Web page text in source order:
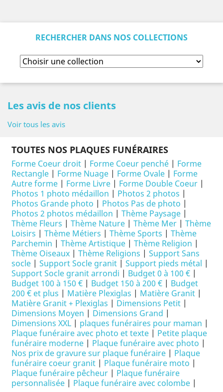
RECHERCHER DANS NOS COLLECTIONS
Les avis de nos clients
Voir tous les avis
TOUTES NOS PLAQUES FUNÉRAIRES
Forme Coeur droit | Forme Coeur penché | Forme
Rectangle | Forme Nuage | Forme Ovale | Forme
Autre forme | Forme Livre | Forme Double Coeur |
Photos 1 photo médaillon | Photos 2 photos |
Photos Grande photo | Photos Pas de photo |
Photos 2 photos médaillon | Thème Paysage |
Thème Fleurs | Thème Nature | Thème Mer | Thème
Loisirs | Thème Métiers | Thème Sports | Thème
Parchemin | Thème Artistique | Thème Religion |
Thème Oiseaux | Thème Religions | Support Sans
socle | Support Socle granit | Support pieds métal |
Support Socle granit arrondi | Budget 0 à 100 € |
Budget 100 à 150 € | Budget 150 à 200 € | Budget
200 € et plus | Matière Plexiglas | Matière Granit |
Matière Granit + Plexiglas | Dimensions Petit |
Dimensions Moyen | Dimensions Grand |
Dimensions XXL | plaques funéraires pour maman |
Plaque funéraire avec photo et texte | Petite plaque
funéraire moderne | Plaque funéraire avec photo |
Nos prix de gravure sur plaque funéraire | Plaque
funéraire coeur granit | Plaque funéraire moto |
Plaque funéraire pêcheur | Plaque funéraire
personnalisée | Plaque funéraire avec colombe |